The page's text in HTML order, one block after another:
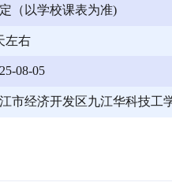
（以学校课表为准)
左右
08-05
市经济开发区九江华科技工